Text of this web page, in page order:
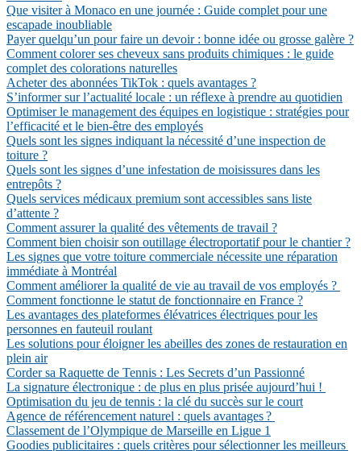
Que visiter à Monaco en une journée : Guide complet pour une
escapade inoubliable
Payer quelqu’un pour faire un devoir : bonne idée ou grosse galère ?
Comment colorer ses cheveux sans produits chimiques : le guide
complet des colorations naturelles
Acheter des abonnées TikTok : quels avantages ?
S’informer sur l’actualité locale : un réflexe à prendre au quotidien
Optimiser le management des équipes en logistique : stratégies pour
l’efficacité et le bien-être des employés
Quels sont les signes indiquant la nécessité d’une inspection de
toiture ?
Quels sont les signes d’une infestation de moisissures dans les
entrepôts ?
Quels services médicaux premium sont accessibles sans liste
d’attente ?
Comment assurer la qualité des vêtements de travail ?
Comment bien choisir son outillage électroportatif pour le chantier ?
Les signes que votre toiture commerciale nécessite une réparation
immédiate à Montréal
Comment améliorer la qualité de vie au travail de vos employés ?
Comment fonctionne le statut de fonctionnaire en France ?
Les avantages des plateformes élévatrices électriques pour les
personnes en fauteuil roulant
Les solutions pour éloigner les abeilles des zones de restauration en
plein air
Corder sa Raquette de Tennis : Les Secrets d’un Passionné
La signature électronique : de plus en plus prisée aujourd’hui !
Optimisation du jeu de tennis : la clé du succès sur le court
Agence de référencement naturel : quels avantages ?
Classement de l’Olympique de Marseille en Ligue 1
Goodies publicitaires : quels critères pour sélectionner les meilleurs